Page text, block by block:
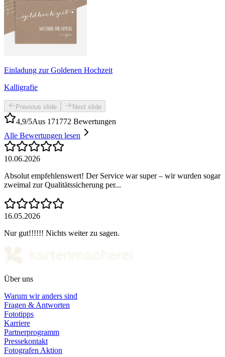
Einladung zur Goldenen Hochzeit
Kalligrafie
Previous slide Next slide
4,9/5Aus 171772 Bewertungen
Alle Bewertungen lesen
10.06.2026
Absolut empfehlenswert! Der Service war super – wir wurden sogar
zweimal zur Qualitätssicherung per...
16.05.2026
Nur gut!!!!!! Nichts weiter zu sagen.
Über uns
Warum wir anders sind
Fragen & Antworten
Fototipps
Karriere
Partnerprogramm
Pressekontakt
Fotografen Aktion